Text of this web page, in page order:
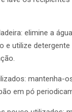
elimine a
e utilize
mantenha-
em pó